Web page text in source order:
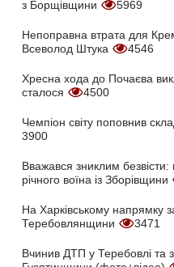
з Борщівщини
5969
Непоправна втрата для
Всеволод Штука
4546
Хресна хода до Почаєва
сталося
4500
Чемпіон світу поповнив
3900
Вважався зниклим
річного воїна із Зборівщини
На Харківському напрямку
Теребовлянщини
3471
Вчинив ДТП у Теребовлі та